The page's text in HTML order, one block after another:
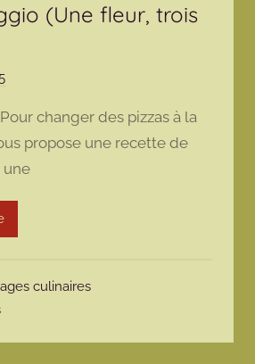
(Une fleur, trois
p
r
m
a
o
t
changer des pizzas à la
propose une recette de
une
culinaires